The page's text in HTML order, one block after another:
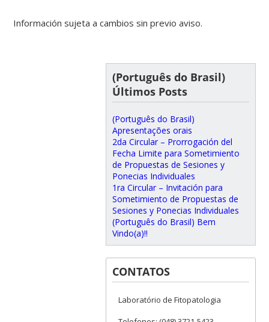
Información sujeta a cambios sin previo aviso.
(Português do Brasil)
Últimos Posts
(Português do Brasil)
Apresentações orais
2da Circular – Prorrogación del
Fecha Limite para Sometimiento
de Propuestas de Sesiones y
Ponecias Individuales
1ra Circular – Invitación para
Sometimiento de Propuestas de
Sesiones y Ponecias Individuales
(Português do Brasil) Bem
Vindo(a)!!
CONTATOS
Laboratório de Fitopatologia